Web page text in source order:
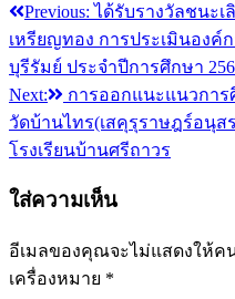
แนะแนว
เรื่อง
Previous: ได้รับรางวัลชนะเ
เหรียญทอง การประเมินองค์
บุรีรัมย์ ประจำปีการศึกษา
Next:
การออกแนะแนวการ
วัดบ้านไทร(เสคุรุราษฎร์อนุส
โรงเรียนบ้านศรีถาวร
ใส่ความเห็น
อีเมลของคุณจะไม่แสดงให้ค
เครื่องหมาย *